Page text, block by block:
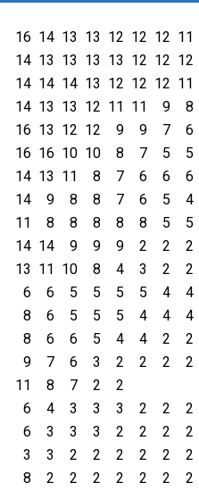
16 14 13 13 12 12 12 11
14 13 13 13 13 12 12 12
14 14 14 13 12 12 12 11
14 13 13 12 11 11 9
8
16 13 12 12 9 9 7
6
16 16 10 10 8 7 5
5
14 13 11 8 7 6 6
6
14 9 8 8 7 6 5
4
11 8 8 8 8 8 5
5
14 14 9 9 9 2 2
2
13 11 10 8 4 3 2
2
6 6 5 5 5 5 4
4
8 6 5 5 5 4 4
4
8 6 6 5 4 4 2
2
9 7 6 3 2 2 2
2
11 8 7 2
2
6 4 3 3 3 2 2
2
6 3 3 3 2 2 2
2
3 3 2 2 2 2 2
2
8 2 2 2 2 2 2
2